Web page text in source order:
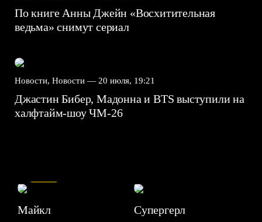
По книге Анны Джейн «Восхитительная
ведьма» снимут сериал
Новости, Новости — 20 июля, 19:21
Джастин Бибер, Мадонна и BTS выступили на
халфтайм-шоу ЧМ-26
Майкл Супергерл
7.1